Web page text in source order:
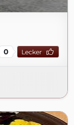
0 Lecker